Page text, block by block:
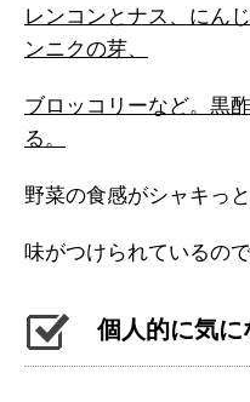
レンコンとナス、にん
ンニクの芽、
ブロッコリーなど。黒
る。
野菜の食感がシャキっ
味がつけられているの
個人的に気に